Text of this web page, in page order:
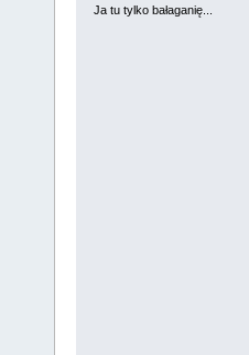
Ja tu tylko bałaganię...